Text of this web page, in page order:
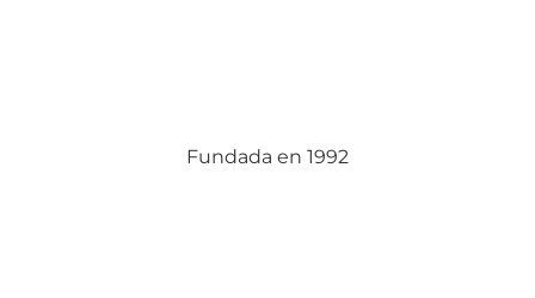
Fundada en 1992